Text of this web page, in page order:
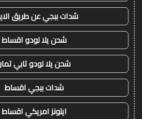
شدات ببجي عن طريق
شحن يلا لودو اقساط
شحن يلا لودو تابي
شدات ببجي اقساط
ايتونز امريكي اقساط